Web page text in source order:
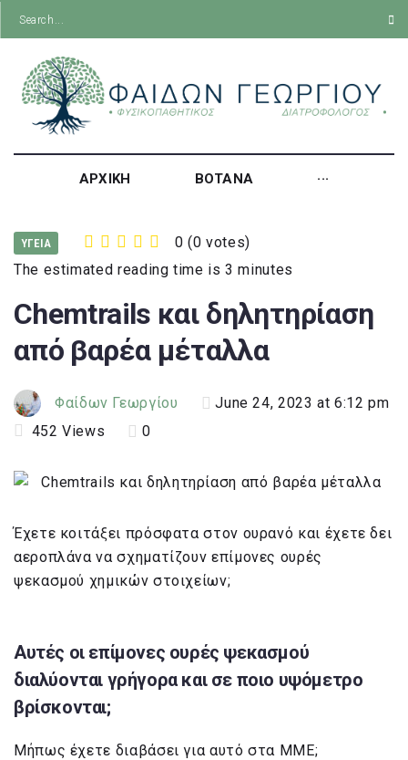
ΑΡΧΙΚΗ ΒΟΤΑΝΑ ···
ΥΓΕΙΑ 0 (0 votes)
The estimated reading time is 3 minutes
Chemtrails και δηλητηρίαση
από βαρέα μέταλλα
Φαίδων Γεωργίου
June 24, 2023 at 6:12 pm
452 Views 0
Έχετε κοιτάξει πρόσφατα στον ουρανό και έχετε δει
αεροπλάνα να σχηματίζουν επίμονες ουρές
ψεκασμού χημικών στοιχείων;
Αυτές οι επίμονες ουρές ψεκασμού
διαλύονται γρήγορα και σε ποιο υψόμετρο
βρίσκονται;
Μήπως έχετε διαβάσει για αυτό στα ΜΜΕ;